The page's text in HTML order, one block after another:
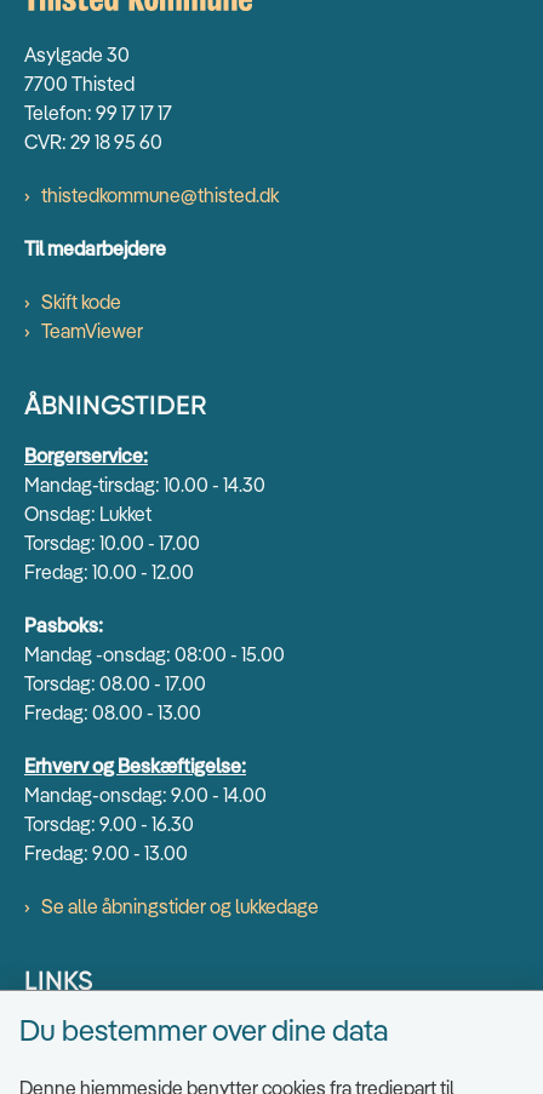
Asylgade 30
7700 Thisted
Telefon: 99 17 17 17
CVR: 29 18 95 60
thistedkommune@thisted.dk
Til medarbejdere
Skift kode
TeamViewer
ÅBNINGSTIDER
Borgerservice:
Mandag-tirsdag: 10.00 - 14.30
Onsdag: Lukket
Torsdag: 10.00 - 17.00
Fredag: 10.00 - 12.00
Pasboks:
Mandag -onsdag: 08:00 - 15.00
Torsdag: 08.00 - 17.00
Fredag: 08.00 - 13.00
Erhverv og Beskæftigelse:
Mandag-onsdag: 9.00 - 14.00
Torsdag: 9.00 - 16.30
Fredag: 9.00 - 13.00
Se alle åbningstider og lukkedage
LINKS
Find EAN numre
Send sikkert
Du bestemmer over dine data
Denne hjemmeside benytter cookies fra tredjepart til